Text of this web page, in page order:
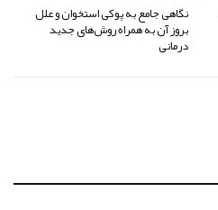
نگاهی جامع به پوکی استخوان و علل
بروز آن به همراه روش‌های جدید
درمانی